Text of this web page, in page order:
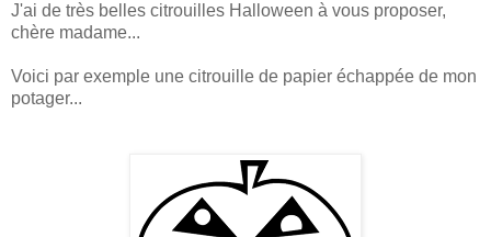
J'ai de très belles citrouilles Halloween à vous proposer,
chère madame...
Voici par exemple une citrouille de papier échappée de mon
potager...